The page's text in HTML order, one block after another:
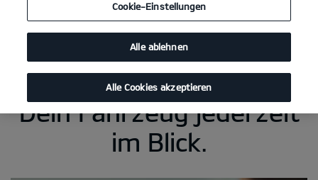
Cookie-Einstellungen
Alle ablehnen
Alle Cookies akzeptieren